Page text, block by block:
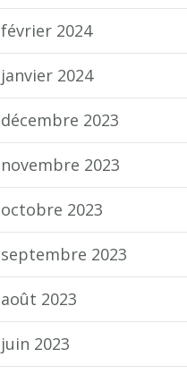
février 2024
janvier 2024
décembre 2023
novembre 2023
octobre 2023
septembre 2023
août 2023
juin 2023